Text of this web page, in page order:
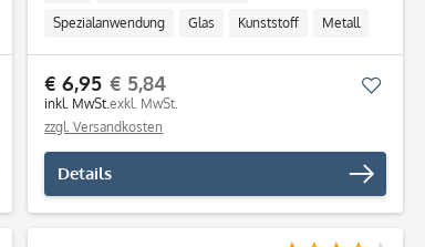
Merken
Spezialanwendung Glas Kunststoff Metall
€ 6,95
inkl. MwSt.
€ 5,84
exkl. MwSt.
zzgl. Versandkosten
Details